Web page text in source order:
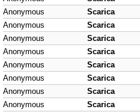
Anonymous
Scarica
Anonymous
Scarica
Anonymous
Scarica
Anonymous
Scarica
Anonymous
Scarica
Anonymous
Scarica
Anonymous
Scarica
Anonymous
Scarica